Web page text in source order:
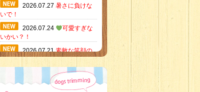
2026.07.27 暑さに負けな
いで！
2026.07.24
可愛すぎな
いかい？！
2026.07.21素敵な笑顔の
当店のイチオ
シにゃんこ